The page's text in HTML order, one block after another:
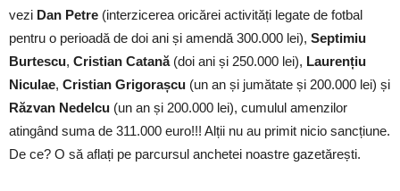
vezi Dan Petre (interzicerea oricărei activități legate de fotbal
pentru o perioadă de doi ani și amendă 300.000 lei), Septimiu
Burtescu, Cristian Catană(doi ani și 250.000 lei), Laurențiu
Niculae, Cristian Grigorașcu (un an și jumătate și 200.000 lei) și
Răzvan Nedelcu (un an și 200.000 lei), cumulul amenzilor
atingând suma de 311.000 euro!!! Alții nu au primit nicio sancțiune.
De ce? O să aflați pe parcursul anchetei noastre gazetărești.